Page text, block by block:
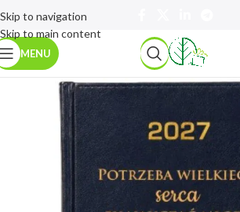
Skip to navigation
Skip to main content
MENU